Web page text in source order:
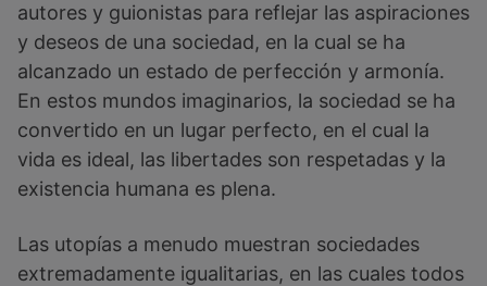
autores y guionistas para reflejar las aspiraciones
y deseos de una sociedad, en la cual se ha
alcanzado un estado de perfección y armonía.
En estos mundos imaginarios, la sociedad se ha
convertido en un lugar perfecto, en el cual la
vida es ideal, las libertades son respetadas y la
existencia humana es plena.
Las utopías a menudo muestran sociedades
extremadamente igualitarias, en las cuales todos